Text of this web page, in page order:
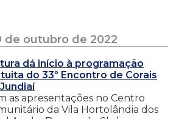
de outubro de 2022
dá início à programação
do 33º Encontro de Corais
as apresentações no Centro
da Vila Hortolândia dos